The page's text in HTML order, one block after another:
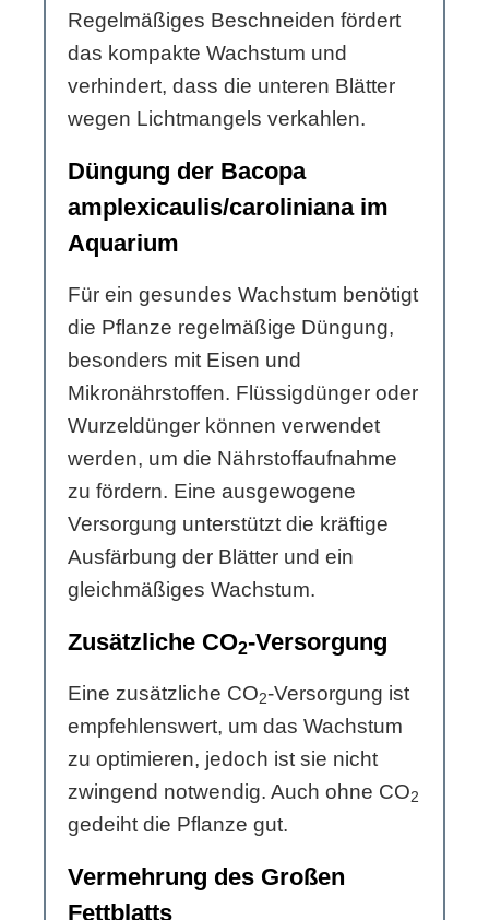
Regelmäßiges Beschneiden fördert
das kompakte Wachstum und
verhindert, dass die unteren Blätter
wegen Lichtmangels verkahlen.
Düngung der Bacopa
amplexicaulis/caroliniana im
Aquarium
Für ein gesundes Wachstum benötigt
die Pflanze regelmäßige Düngung,
besonders mit Eisen und
Mikronährstoffen. Flüssigdünger oder
Wurzeldünger können verwendet
werden, um die Nährstoffaufnahme
zu fördern. Eine ausgewogene
Versorgung unterstützt die kräftige
Ausfärbung der Blätter und ein
gleichmäßiges Wachstum.
Zusätzliche CO2-Versorgung
Eine zusätzliche CO2-Versorgung ist
empfehlenswert, um das Wachstum
zu optimieren, jedoch ist sie nicht
zwingend notwendig. Auch ohne CO2
gedeiht die Pflanze gut.
Vermehrung des Großen
Fettblatts